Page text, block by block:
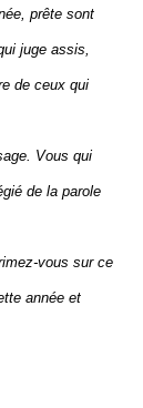
prête sont
juge assis,
de ceux qui
Vous qui
de la parole
vous sur ce
année et